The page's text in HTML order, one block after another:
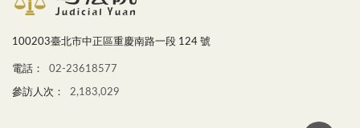
100203臺北市中正區重慶南路一段 124 號
電話： 02-23618577
參訪人次： 2,183,029